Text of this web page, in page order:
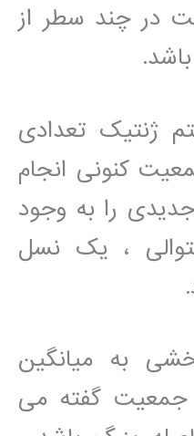
است در چند سطر از
ژنتیک تعدادی
کنونی انجام
را به وجود
، یک نسل
به میانگین
جمعیت گفته می